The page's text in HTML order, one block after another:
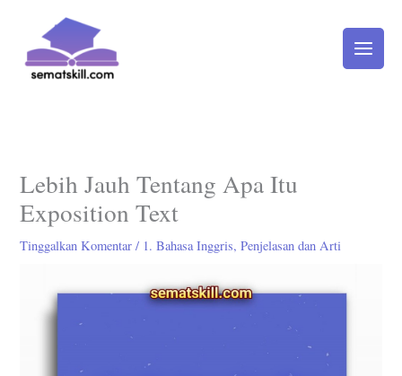
konten
Lebih Jauh Tentang Apa Itu
Exposition Text
Tinggalkan Komentar / 1. Bahasa Inggris,Penjelasan dan Arti